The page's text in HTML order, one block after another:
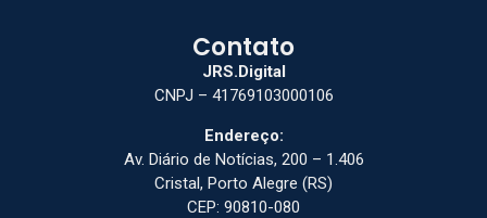
Contato
JRS.Digital
CNPJ – 41769103000106
Endereço:
Av. Diário de Notícias, 200 – 1.406
Cristal, Porto Alegre (RS)
CEP: 90810-080